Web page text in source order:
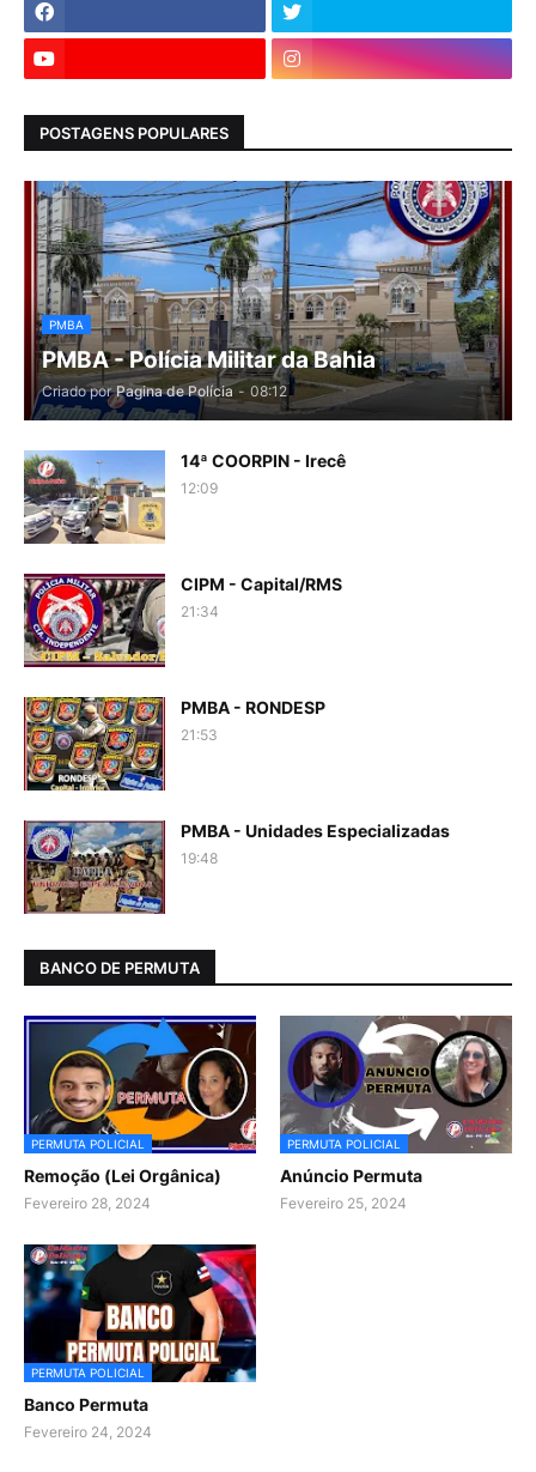
POSTAGENS POPULARES
PMBA
PMBA - Polícia Militar da Bahia
Criado por Pagina de Polícia - 08:12
14ª COORPIN - Irecê
12:09
CIPM - Capital/RMS
21:34
PMBA - RONDESP
21:53
PMBA - Unidades Especializadas
19:48
BANCO DE PERMUTA
PERMUTA POLICIAL
Remoção (Lei Orgânica)
Fevereiro 28, 2024
PERMUTA POLICIAL
Anúncio Permuta
Fevereiro 25, 2024
PERMUTA POLICIAL
Banco Permuta
Fevereiro 24, 2024